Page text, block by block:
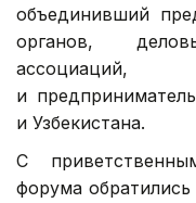
объединивший
органов,
ассоциаций,
и
и Узбекистана.
С
форума